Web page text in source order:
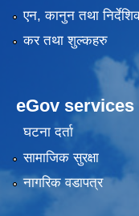
एन, कानुन तथा
कर तथा शुल्कहरु
eGov services
घटना दर्ता
सामाजिक सुरक्षा
नागरिक वडापत्र